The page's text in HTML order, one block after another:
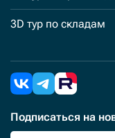
3D тур по складам
Подписаться на